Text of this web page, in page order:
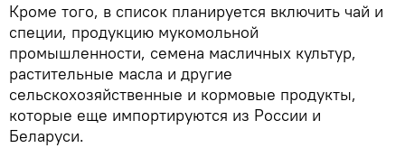
Кроме того, в список планируется включить чай и
специи, продукцию мукомольной
промышленности, семена масличных культур,
растительные масла и другие
сельскохозяйственные и кормовые продукты,
которые еще импортируются из России и
Беларуси.